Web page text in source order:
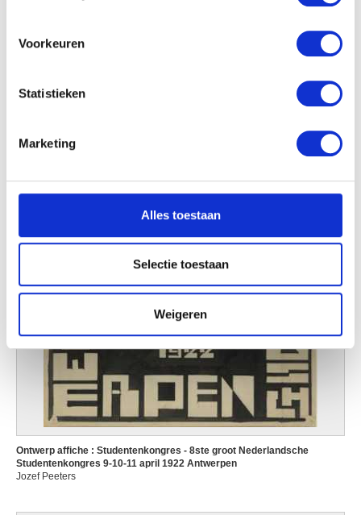
locatie, die tot een paar meter nauwkeurig kan zijn
scannen op specifieke eigenschappen (fingerprinting)
detailgedeeltein.
U kunt uw toestemming op elk moment wijzigen of
We gebruiken cookies om content en advertenties te
personaliseren, om functies voor social media te bieden
en om ons websiteverkeer te analyseren. Ook delen we
informatie over uw gebruik van onze site met onze
partners voor social media, adverteren en analyse. Deze
verzameld op basis van uw gebruik van hun services.
Voorkeuren
Statistieken
Marketing
Alles toestaan
Selectie toestaan
Weigeren
Ontwerp affiche : Studentenkongres - 8ste groot Nederlandsche
Studentenkongres 9-10-11 april 1922 Antwerpen
Jozef Peeters